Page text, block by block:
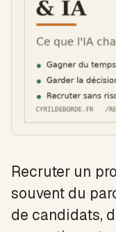
Recruter un
souvent du
de candidats,